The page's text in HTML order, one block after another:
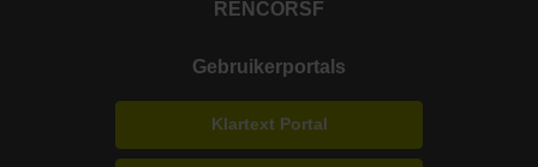
RENCORSF
Gebruikerportals
Klartext Portal